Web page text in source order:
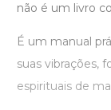
não é um livro
É um manual
suas vibrações,
espirituais de